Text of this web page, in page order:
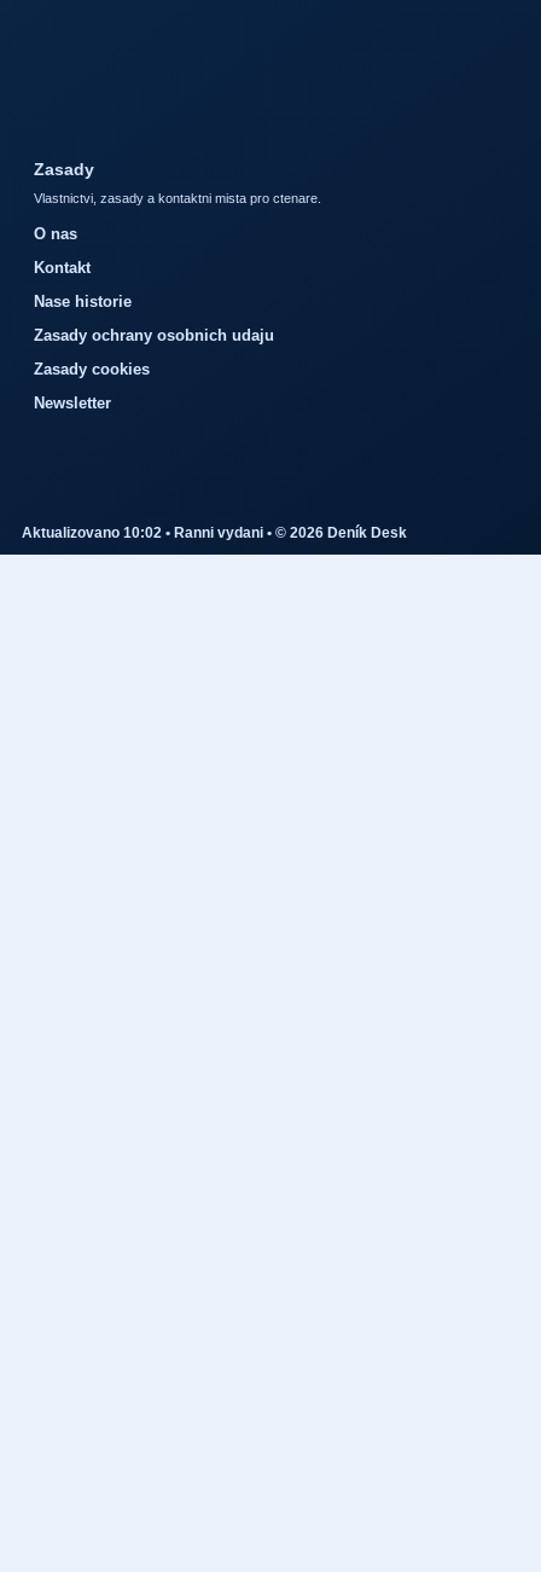
Zasady
Vlastnictvi, zasady a kontaktni mista pro ctenare.
O nas
Kontakt
Nase historie
Zasady ochrany osobnich udaju
Zasady cookies
Newsletter
Aktualizovano 10:02 • Ranni vydani • © 2026 Deník Desk